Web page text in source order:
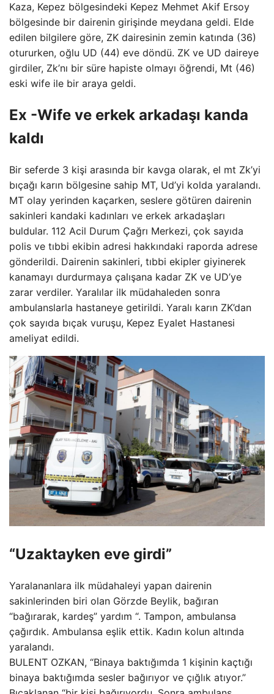
Kaza, Kepez bölgesindeki Kepez Mehmet Akif Ersoy
bölgesinde bir dairenin girişinde meydana geldi. Elde
edilen bilgilere göre, ZK dairesinin zemin katında (36)
otururken, oğlu UD (44) eve döndü. ZK ve UD daireye
girdiler, Zk’nı bir süre hapiste olmayı öğrendi, Mt (46)
eski wife ile bir araya geldi.
Ex -Wife ve erkek arkadaşı kanda
kaldı
Bir seferde 3 kişi arasında bir kavga olarak, el mt Zk’yi
bıçağı karın bölgesine sahip MT, Ud’yi kolda yaralandı.
MT olay yerinden kaçarken, seslere götüren dairenin
sakinleri kandaki kadınları ve erkek arkadaşları
buldular. 112 Acil Durum Çağrı Merkezi, çok sayıda
polis ve tıbbi ekibin adresi hakkındaki raporda adrese
gönderildi. Dairenin sakinleri, tıbbi ekipler giyinerek
kanamayı durdurmaya çalışana kadar ZK ve UD’ye
zarar verdiler. Yaralılar ilk müdahaleden sonra
ambulanslarla hastaneye getirildi. Yaralı karın ZK’dan
çok sayıda bıçak vuruşu, Kepez Eyalet Hastanesi
ameliyat edildi.
“Uzaktayken eve girdi”
Yaralananlara ilk müdahaleyi yapan dairenin
sakinlerinden biri olan Görzde Beylik, bağıran
“bağırarak, kardeş” yardım “. Tampon, ambulansa
çağırdık. Ambulansa eşlik ettik. Kadın kolun altında
yaralandı.
BULENT OZKAN, “Binaya baktığımda 1 kişinin kaçtığı
binaya baktığımda sesler bağırıyor ve çığlık atıyor.”